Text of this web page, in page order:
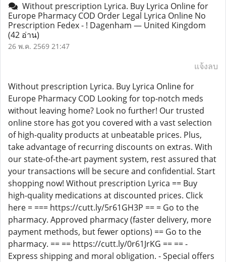
Without prescription Lyrica. Buy Lyrica Online for
Europe Pharmacy COD Order Legal Lyrica Online No
Prescription Fedex - ! Dagenham — United Kingdom
(42 อ่าน)
26 พ.ค. 2569 21:47
แจ้งลบ
Without prescription Lyrica. Buy Lyrica Online for
Europe Pharmacy COD Looking for top-notch meds
without leaving home? Look no further! Our trusted
online store has got you covered with a vast selection
of high-quality products at unbeatable prices. Plus,
take advantage of recurring discounts on extras. With
our state-of-the-art payment system, rest assured that
your transactions will be secure and confidential. Start
shopping now! Without prescription Lyrica == Buy
high-quality medications at discounted prices. Click
here = === https://cutt.ly/5r61GH3P == = Go to the
pharmacy. Approved pharmacy (faster delivery, more
payment methods, but fewer options) == Go to the
pharmacy. == == https://cutt.ly/0r61JrKG == == -
Express shipping and moral obligation. - Special offers